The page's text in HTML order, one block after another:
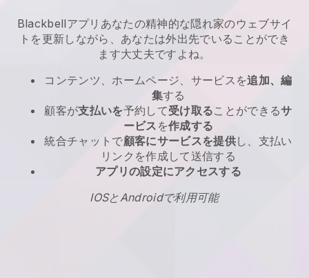
Blackbellアプリ あなたの精神的な隠れ家のウェブサイ
トを更新しながら、あなたは外出先でいることができ
ます大丈夫ですよね。
コンテンツ、ホームページ、サービスを追加、編
集する
顧客が支払いを予約して受け取ることができるサ
ービス を作成する
統合チャットで顧客にサービスを提供し、支払い
リンクを作成して送信する
アプリの設定にアクセスする
IOSとAndroidで利用可能